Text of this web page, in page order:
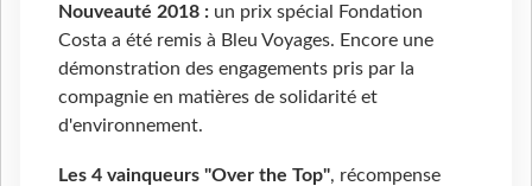
Nouveauté 2018 : un prix spécial Fondation
Costa a été remis à Bleu Voyages. Encore une
démonstration des engagements pris par la
compagnie en matières de solidarité et
d'environnement.
Les 4 vainqueurs "Over the Top", récompense